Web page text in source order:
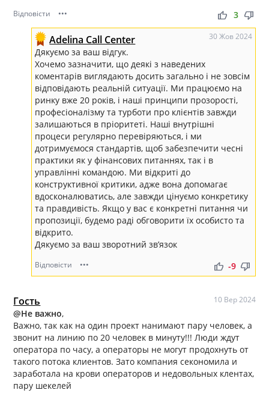
Відповісти ••• thumb_up thumb_down
3
Adelina Call Center 30 Жов 2024
Дякуємо за ваш відгук.
Хочемо зазначити, що деякі з наведених
коментарів виглядають досить загально і не зовсім
відповідають реальній ситуації. Ми працюємо на
ринку вже 20 років, і наші принципи прозорості,
професіоналізму та турботи про клієнтів завжди
залишаються в пріоритеті. Наші внутрішні
процеси регулярно перевіряються, і ми
дотримуємося стандартів, щоб забезпечити чесні
практики як у фінансових питаннях, так і в
управлінні командою. Ми відкриті до
конструктивної критики, адже вона допомагає
вдосконалюватись, але завжди цінуємо конкретику
та правдивість. Якщо у вас є конкретні питання чи
пропозиції, будемо раді обговорити їх особисто та
відкрито.
Дякуємо за ваш зворотний зв’язок
Відповісти ••• thumb_up thumb_down
-9
Гость 10 Вер 2024
@Не важно,
Важно, так как на один проект нанимают пару человек, а
звонит на линию по 20 человек в минуту!!! Люди ждут
оператора по часу, а операторы не могут продохнуть от
такого потока клиентов. Зато компания секономила и
заработала на крови операторов и недовольных клентах,
пару шекелей